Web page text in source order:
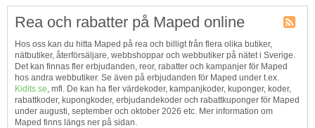
RSS
Rea och rabatter på Maped online
Hos oss kan du hitta Maped på rea och billigt från flera olika butiker,
nätbutiker, återförsäljare, webbshoppar och webbutiker på nätet i Sverige.
Det kan finnas fler erbjudanden, reor, rabatter och kampanjer för Maped
hos andra webbutiker. Se även på erbjudanden för Maped under t.ex.
Kidits.se, mfl. De kan ha fler värdekoder, kampanjkoder, kuponger, koder,
rabattkoder, kupongkoder, erbjudandekoder och rabattkuponger för Maped
under augusti, september och oktober 2026 etc. Mer information om
Maped finns längs ner på sidan.